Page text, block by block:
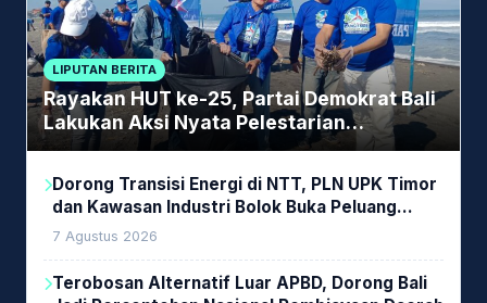
LIPUTAN BERITA
Rayakan HUT ke-25, Partai Demokrat Bali
Lakukan Aksi Nyata Pelestarian
Lingkungan
Dorong Transisi Energi di NTT, PLN UPK Timor
dan Kawasan Industri Bolok Buka Peluang
Investasi Woodchip untuk Cofiring PLTU Bolok
7 Agustus 2026
Terobosan Alternatif Luar APBD, Dorong Bali